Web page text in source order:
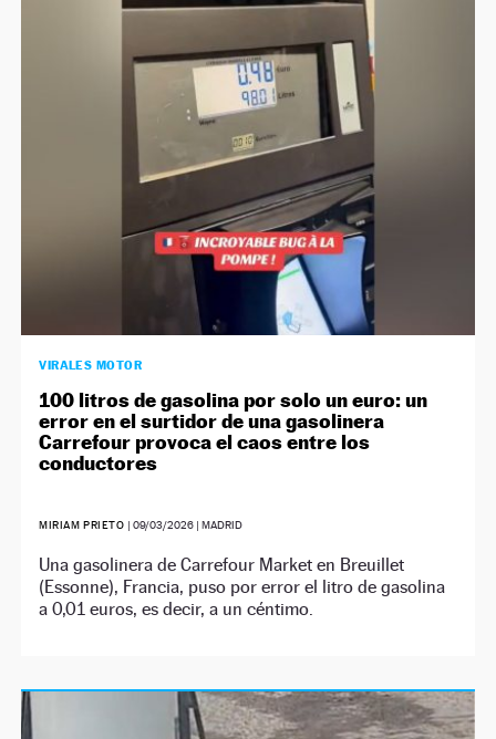
VIRALES MOTOR
100 litros de gasolina por solo un euro: un
error en el surtidor de una gasolinera
Carrefour provoca el caos entre los
conductores
MIRIAM PRIETO | 09/03/2026| MADRID
Una gasolinera de Carrefour Market en Breuillet
(Essonne), Francia, puso por error el litro de gasolina
a 0,01 euros, es decir, a un céntimo.